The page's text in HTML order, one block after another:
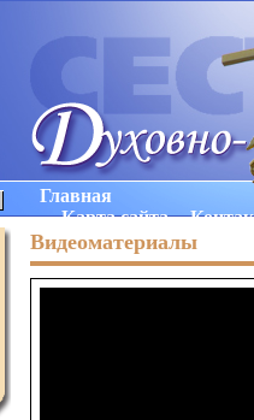
Главная
Карта сайта
Видеоматериалы